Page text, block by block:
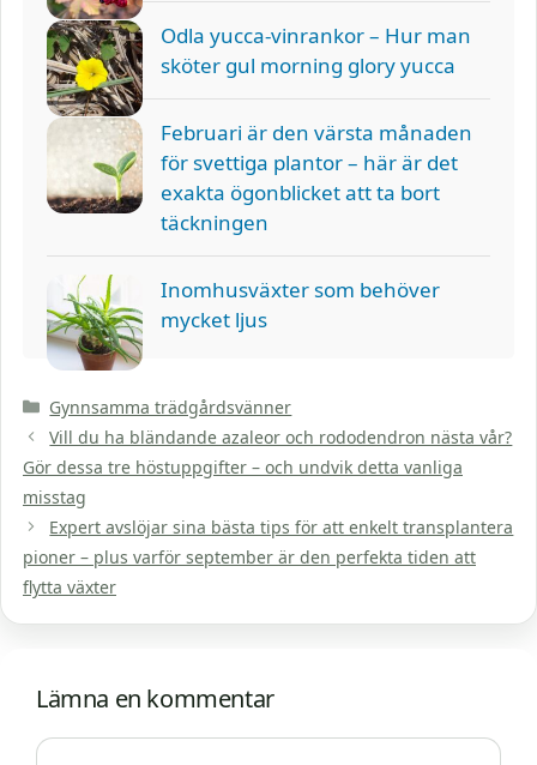
Odla yucca-vinrankor – Hur man
sköter gul morning glory yucca
Februari är den värsta månaden
för svettiga plantor – här är det
exakta ögonblicket att ta bort
täckningen
Inomhusväxter som behöver
mycket ljus
Kategorier
Gynnsamma trädgårdsvänner
Vill du ha bländande azaleor och rododendron nästa vår?
Gör dessa tre höstuppgifter – och undvik detta vanliga
misstag
Expert avslöjar sina bästa tips för att enkelt transplantera
pioner – plus varför september är den perfekta tiden att
flytta växter
Lämna en kommentar
Kommentar